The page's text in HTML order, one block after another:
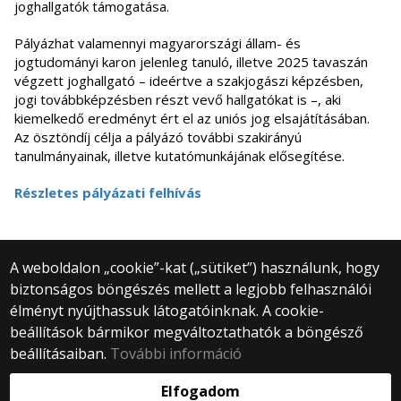
joghallgatók támogatása.
Pályázhat valamennyi magyarországi állam- és
jogtudományi karon jelenleg tanuló, illetve 2025 tavaszán
végzett joghallgató – ideértve a szakjogászi képzésben,
jogi továbbképzésben részt vevő hallgatókat is –, aki
kiemelkedő eredményt ért el az uniós jog elsajátításában.
Az ösztöndíj célja a pályázó további szakirányú
tanulmányainak, illetve kutatómunkájának elősegítése.
Részletes pályázati felhívás
A weboldalon „cookie”-kat („sütiket”) használunk, hogy
biztonságos böngészés mellett a legjobb felhasználói
élményt nyújthassuk látogatóinknak. A cookie-
beállítások bármikor megváltoztathatók a böngésző
beállításaiban. További információ
Elfogadom
© 2025 Eötvös Loránd Tudományegyetem
Minden jog fenntartva.
1053 Budapest, Egyetem tér 1–3.
Központi telefonszám: +36 1 411 6500
Webfejlesztés: